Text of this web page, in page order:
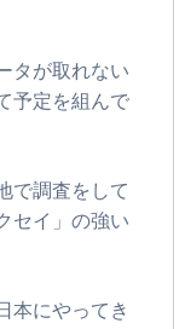
タが取れない
予定を組んで
で調査をして
セイ」の強い
本にやってき